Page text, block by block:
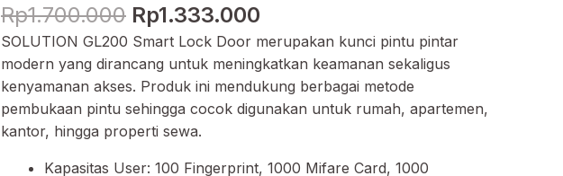
Rp1.700.000 Rp1.333.000
SOLUTION GL200 Smart Lock Door merupakan kunci pintu pintar
modern yang dirancang untuk meningkatkan keamanan sekaligus
kenyamanan akses. Produk ini mendukung berbagai metode
pembukaan pintu sehingga cocok digunakan untuk rumah, apartemen,
kantor, hingga properti sewa.
Kapasitas User: 100 Fingerprint, 1000 Mifare Card, 1000